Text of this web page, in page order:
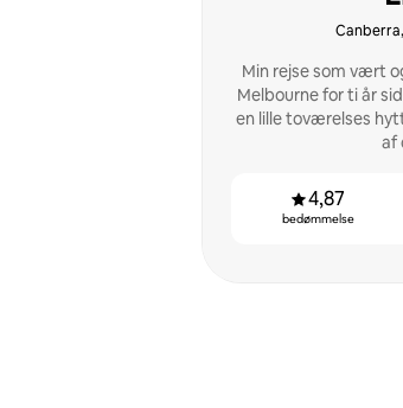
Min rejse som vært
Melbourne for ti år
en lille toværelses
af
4,87
bedømmelse